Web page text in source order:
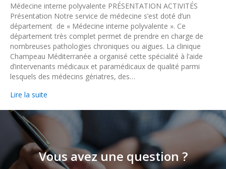
Médecine interne polyvalente PRÉSENTATION ACTIVITÉS
Présentation Notre service de médecine s’est doté d’un
département de « Médecine interne polyvalente ». Ce
département très complet permet de prendre en charge de
nombreuses pathologies chroniques ou aigues. La clinique
Champeau Méditerranée a organisé cette spécialité à l’aide
d’intervenants médicaux et paramédicaux de qualité parmi
lesquels des médecins gériatres, des…
Lire la suite
Vous avez une question ?